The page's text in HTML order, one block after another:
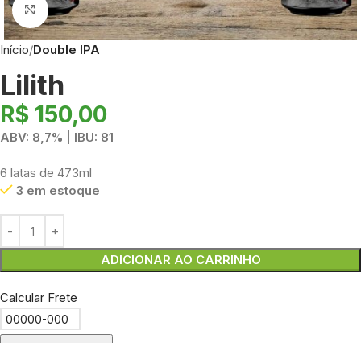
Clique para ampliar
Início Double IPA
Lilith
R$ 150,00
ABV: 8,7% | IBU: 81
6 latas de 473ml
3 em estoque
ADICIONAR AO CARRINHO
Calcular Frete